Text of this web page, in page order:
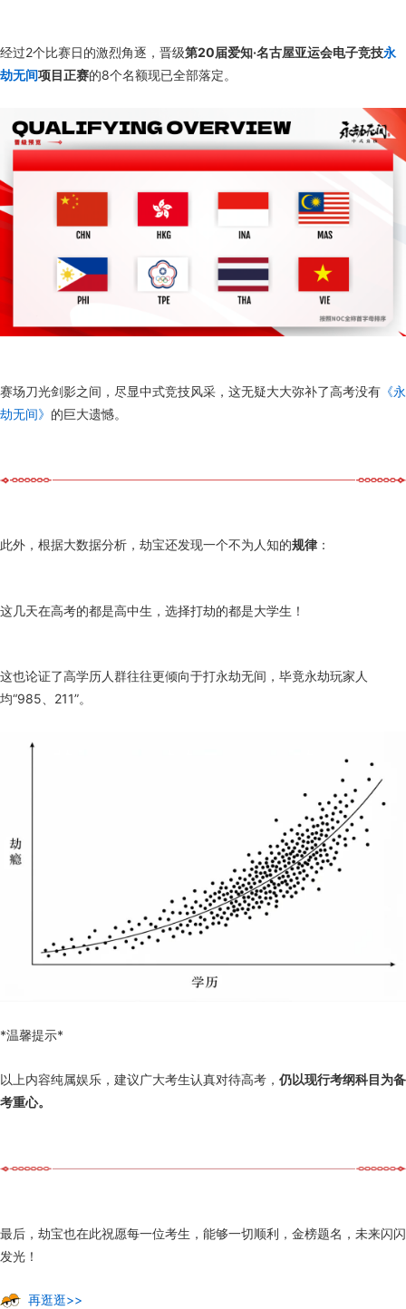
经过2个比赛日的激烈角逐，晋级第20届爱知·名古屋亚运会电子竞技永
劫无间项目正赛的8个名额现已全部落定。
赛场刀光剑影之间，尽显中式竞技风采，这无疑大大弥补了高考没有 《永
劫无间》 的巨大遗憾。
此外，根据大数据分析，劫宝还发现一个不为人知的规律：
这几天在高考的都是高中生，选择打劫的都是大学生！
这也论证了高学历人群往往更倾向于打永劫无间，毕竟永劫玩家人
均“985、211”。
*温馨提示*
以上内容纯属娱乐，建议广大考生认真对待高考， 仍以现行考纲科目为备
考重心。
最后，劫宝也在此祝愿每一位考生，能够一切顺利，金榜题名，未来闪闪
发光！
再逛逛>>